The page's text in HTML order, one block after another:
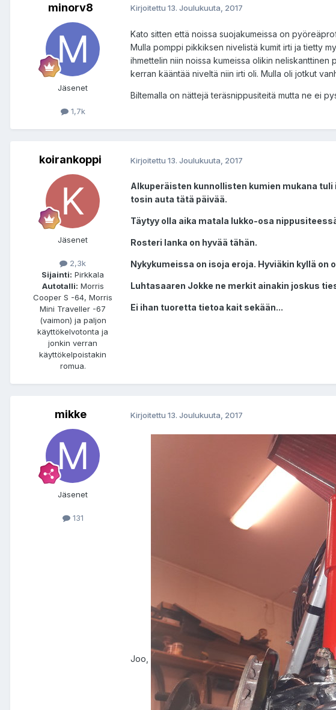
minorv8
Jäsenet
1,7k
Kirjoitettu 13. Joulukuuta, 2017
Kato sitten että noissa suojakumeissa on
Mulla pomppi pikkiksen nivelistä kumit irti ja tietty
ihmettelin niin noissa kumeissa olikin neliskanttinen
kerran kääntää niveltä niin irti oli. Mulla oli jotkut
Biltemalla on nättejä teräsnippusiteitä mutta ne ei
koirankoppi
Jäsenet
2,3k
Sijainti: Pirkkala
Autotalli: Morris
Cooper S -64, Morris
Mini Traveller -67
(vaimon) ja paljon
käyttökelvotonta ja
jonkin verran
käyttökelpoistakin
romua.
Kirjoitettu 13. Joulukuuta, 2017
Alkuperäisten kunnollisten kumien mukana
tosin auta tätä päivää.
Täytyy olla aika matala lukko-osa
Rosteri lanka on hyvää tähän.
Nykykumeissa on isoja eroja. Hyviäkin kyllä on
Luhtasaaren Jokke ne merkit ainakin joskus
Ei ihan tuoretta tietoa kait sekään...
mikke
Jäsenet
131
Kirjoitettu 13. Joulukuuta, 2017
Joo,